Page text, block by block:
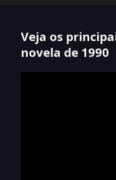
Veja os
novela de 1990